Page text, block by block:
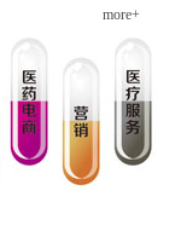
more+